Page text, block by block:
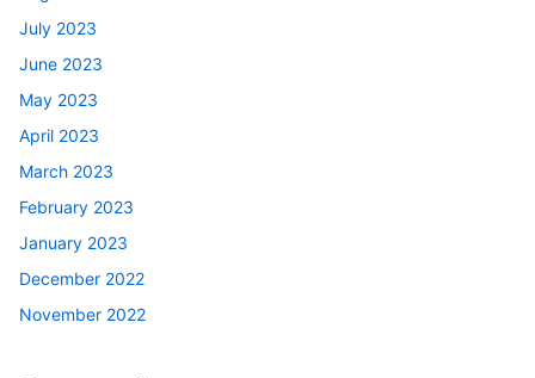
July 2023
June 2023
May 2023
April 2023
March 2023
February 2023
January 2023
December 2022
November 2022